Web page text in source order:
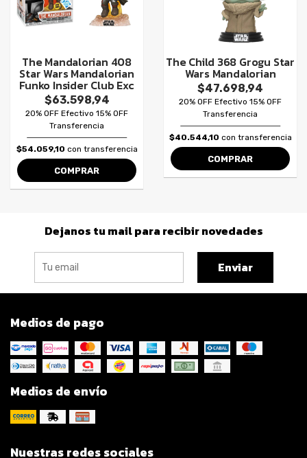
The Mandalorian 408
Star Wars Mandalorian
Funko Insider Club Exc
$63.598,94
20% OFF Efectivo 15% OFF
Transferencia
$54.059,10 con transferencia
COMPRAR
The Child 368 Grogu Star
Wars Mandalorian
$47.698,94
20% OFF Efectivo 15% OFF
Transferencia
$40.544,10 con transferencia
COMPRAR
Dejanos tu mail para recibir novedades
Enviar
Medios de pago
Medios de envío
Nuestras redes sociales